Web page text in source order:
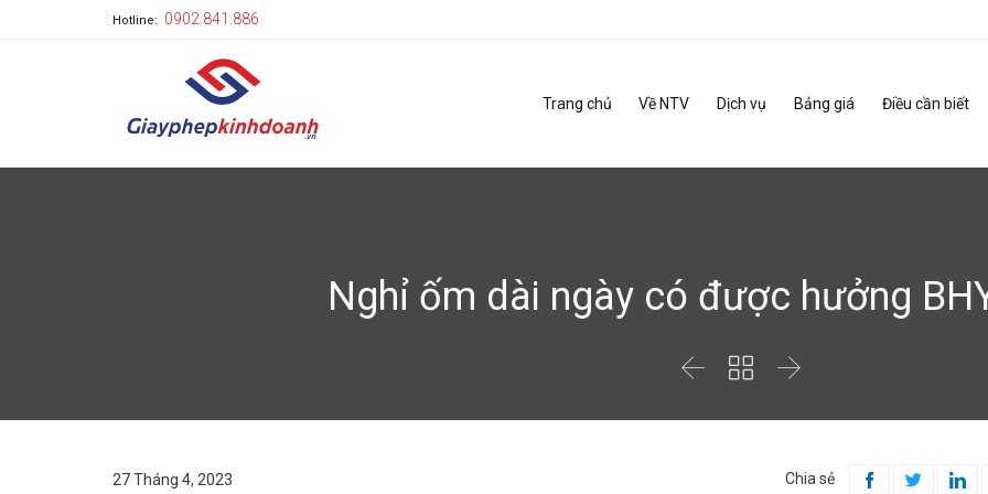
Hotline: 0902.841.886
Trang chủ Về NTV Dịch vụ Bảng giá Điều cần biết
Nghỉ ốm dài ngày có được hưởng
  
27 Tháng 4, 2023 Chia sẻ   